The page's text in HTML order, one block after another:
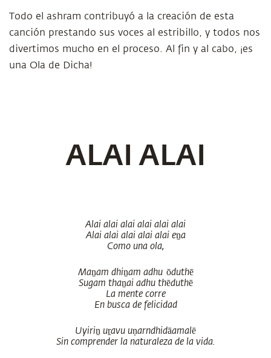
Todo el ashram contribuyó a la creación de esta
canción prestando sus voces al estribillo, y todos nos
divertimos mucho en el proceso. Al fin y al cabo, ¡es
una Ola de Dicha!
ALAI ALAI
Alai alai alai alai alai alai
Alai alai alai alai alai eṉa
Como una ola,
Maṉam dhiṉam adhu ōduthē
Sugam thaṉai adhu thēduthē
La mente corre
En busca de felicidad
Uyiriṉ uṟavu uṇarndhidāamalē
Sin comprender la naturaleza de la vida.